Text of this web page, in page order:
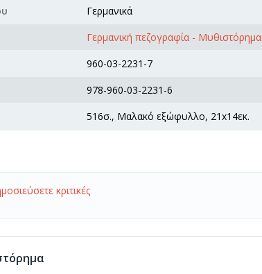
Γερμανικά
Γερμανική πεζογραφία - Μυθιστόρημα
960-03-2231-7
978-960-03-2231-6
516σ., Μαλακό εξώφυλλο, 21x14εκ.
κριτικές